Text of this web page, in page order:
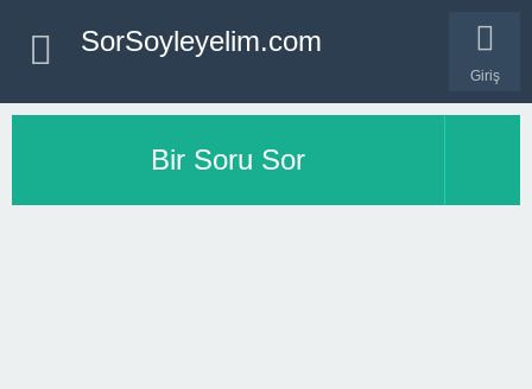
Giriş
SorSoyleyelim.com
Bir Soru Sor